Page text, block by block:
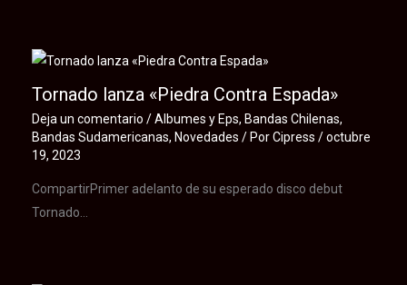
Tornado lanza «Piedra Contra Espada»
Deja un comentario /Albumes y Eps, Bandas Chilenas,
Bandas Sudamericanas, Novedades / PorCipress /octubre
19, 2023
CompartirPrimer adelanto de su esperado disco debut
Tornado…